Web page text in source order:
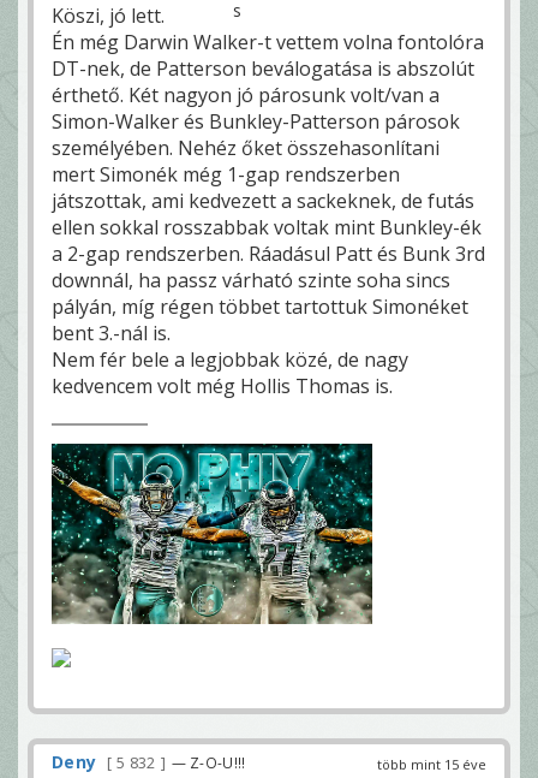
Köszi, jó lett.
Én még Darwin Walker-t vettem volna fontolóra
DT-nek, de Patterson beválogatása is abszolút
érthető. Két nagyon jó párosunk volt/van a
Simon-Walker és Bunkley-Patterson párosok
személyében. Nehéz őket összehasonlítani
mert Simonék még 1-gap rendszerben
játszottak, ami kedvezett a sackeknek, de futás
ellen sokkal rosszabbak voltak mint Bunkley-ék
a 2-gap rendszerben. Ráadásul Patt és Bunk 3rd
downnál, ha passz várható szinte soha sincs
pályán, míg régen többet tartottuk Simonéket
bent 3.-nál is.
Nem fér bele a legjobbak közé, de nagy
kedvencem volt még Hollis Thomas is.
több mint 15 éve
Deny 5 832 — Z-O-U!!!